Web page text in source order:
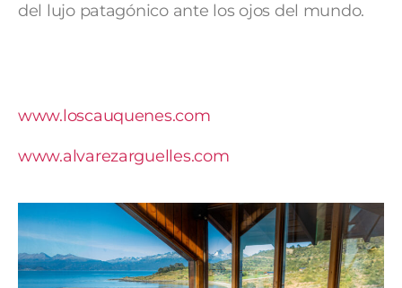
del lujo patagónico ante los ojos del mundo.
www.loscauquenes.com
www.alvarezarguelles.com